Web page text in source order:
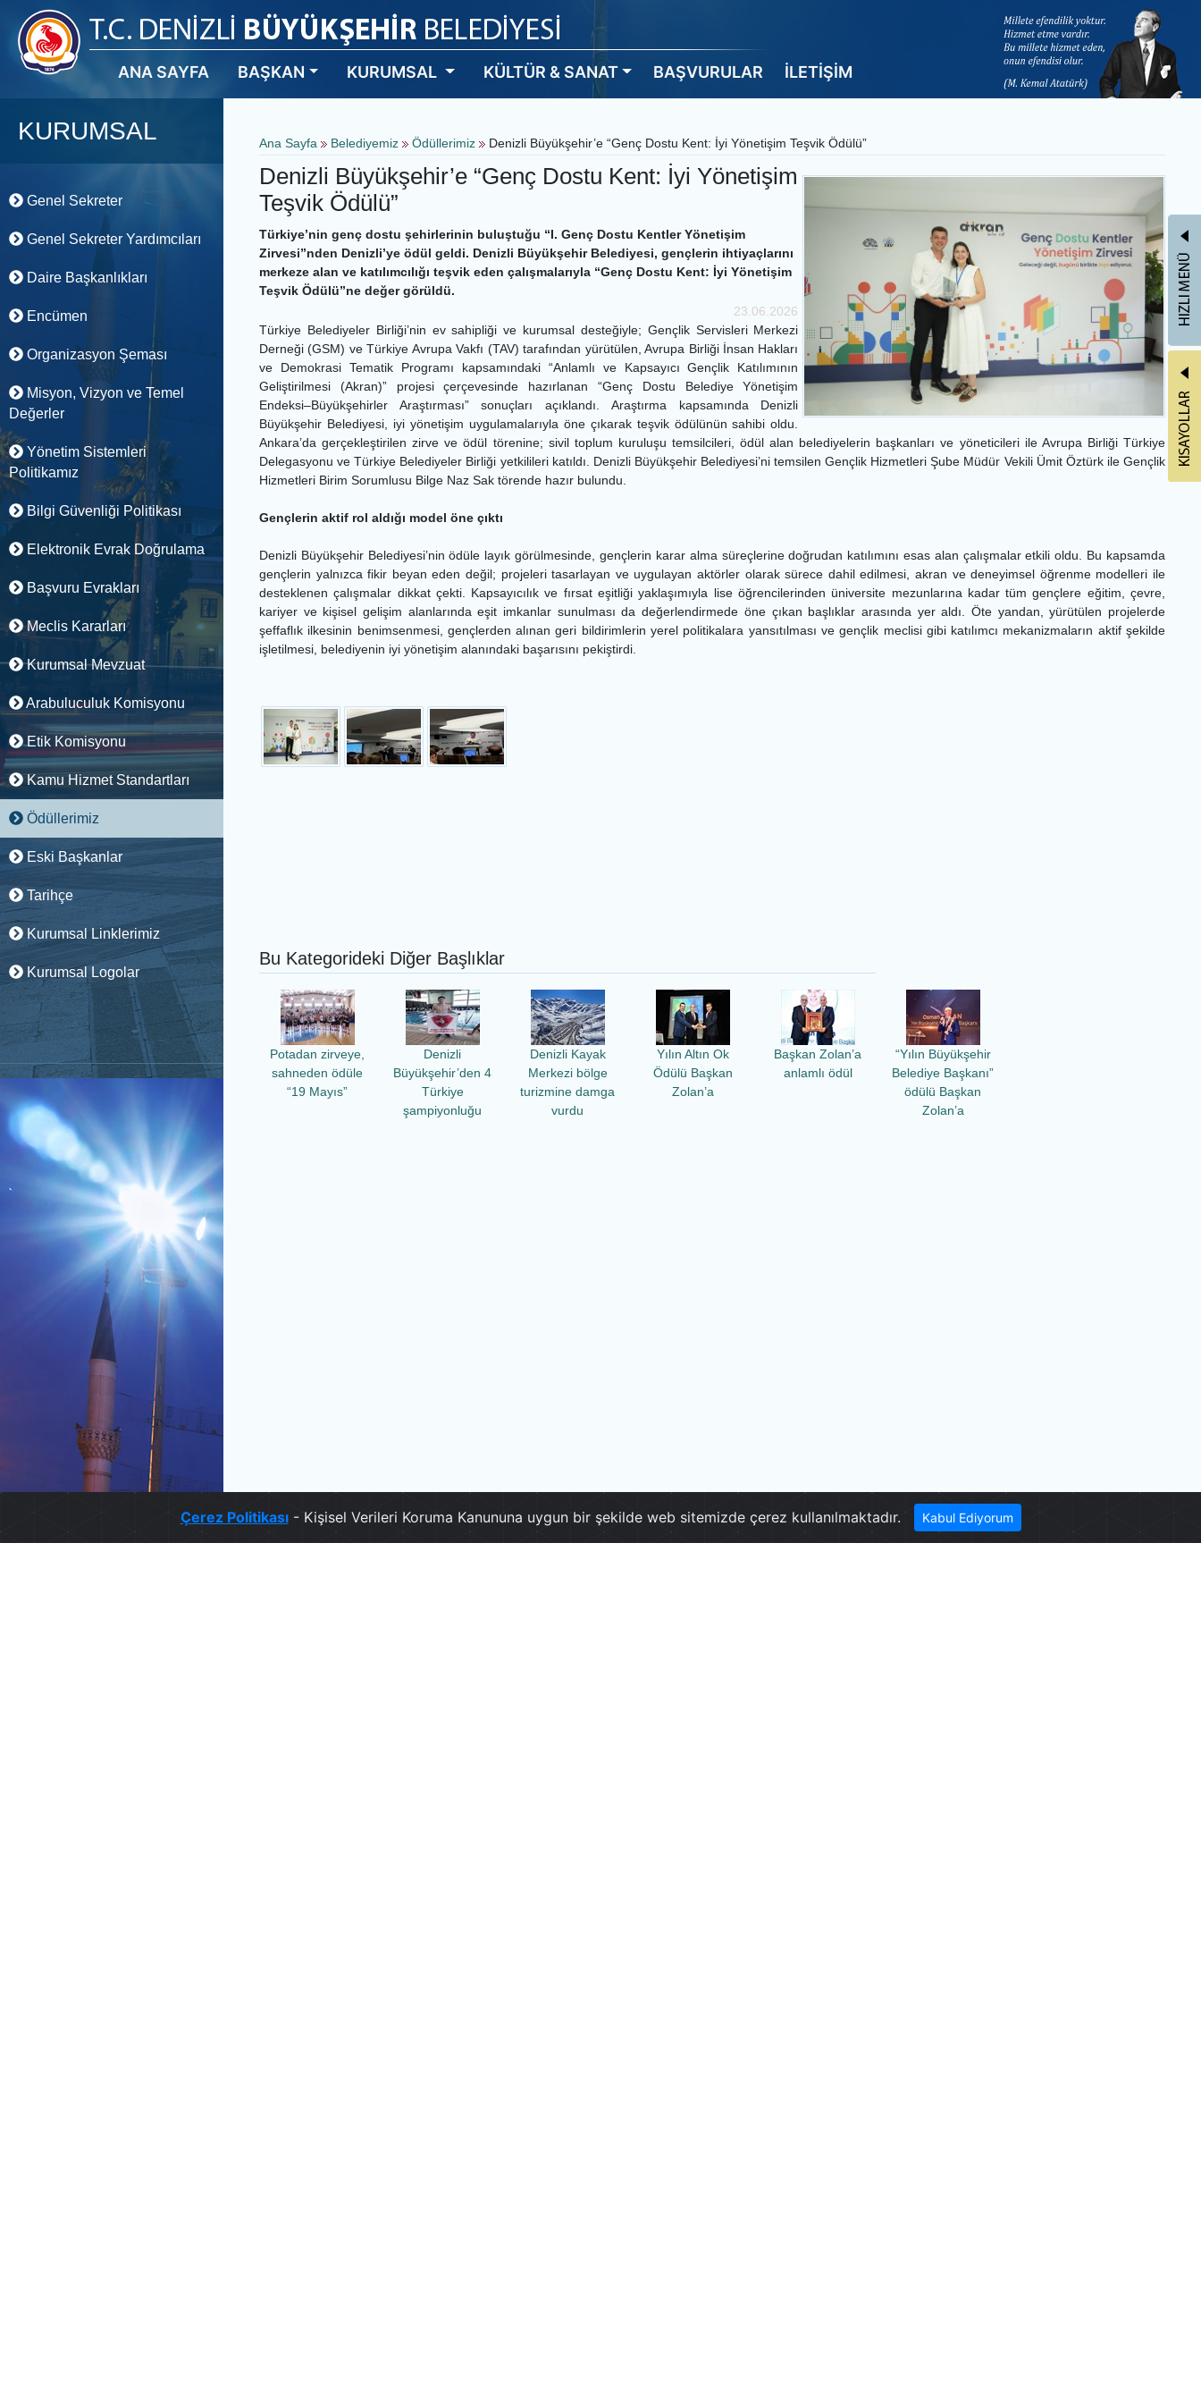
ANA SAYFA BAŞKAN KURUMSAL KÜLTÜR & SANAT BAŞVURULAR İLETİŞİM
KURUMSAL
Genel Sekreter
Genel Sekreter Yardımcıları
Daire Başkanlıkları
Encümen
Organizasyon Şeması
Misyon, Vizyon ve Temel
Değerler
Yönetim Sistemleri
Politikamız
Bilgi Güvenliği Politikası
Elektronik Evrak Doğrulama
Başvuru Evrakları
Meclis Kararları
Kurumsal Mevzuat
Arabuluculuk Komisyonu
Etik Komisyonu
Kamu Hizmet Standartları
Ödüllerimiz
Eski Başkanlar
Tarihçe
Kurumsal Linklerimiz
Kurumsal Logolar
Ana Sayfa Belediyemiz Ödüllerimiz Denizli Büyükşehir’e “Genç Dostu Kent: İyi Yönetişim Teşvik Ödülü”
Denizli Büyükşehir’e “Genç Dostu Kent: İyi Yönetişim
Teşvik Ödülü”
Türkiye’nin genç dostu şehirlerinin buluştuğu “I. Genç Dostu Kentler Yönetişim
Zirvesi”nden Denizli’ye ödül geldi. Denizli Büyükşehir Belediyesi, gençlerin ihtiyaçlarını
merkeze alan ve katılımcılığı teşvik eden çalışmalarıyla “Genç Dostu Kent: İyi Yönetişim
Teşvik Ödülü”ne değer görüldü.
23.06.2026
Türkiye Belediyeler Birliği’nin ev sahipliği ve kurumsal desteğiyle; Gençlik Servisleri Merkezi
Derneği (GSM) ve Türkiye Avrupa Vakfı (TAV) tarafından yürütülen, Avrupa Birliği İnsan Hakları
ve Demokrasi Tematik Programı kapsamındaki “Anlamlı ve Kapsayıcı Gençlik Katılımının
Geliştirilmesi (Akran)” projesi çerçevesinde hazırlanan “Genç Dostu Belediye Yönetişim
Endeksi–Büyükşehirler Araştırması” sonuçları açıklandı. Araştırma kapsamında Denizli
Büyükşehir Belediyesi, iyi yönetişim uygulamalarıyla öne çıkarak teşvik ödülünün sahibi oldu.
Ankara’da gerçekleştirilen zirve ve ödül törenine; sivil toplum kuruluşu temsilcileri, ödül alan belediyelerin başkanları ve yöneticileri ile Avrupa Birliği Türkiye
Delegasyonu ve Türkiye Belediyeler Birliği yetkilileri katıldı. Denizli Büyükşehir Belediyesi’ni temsilen Gençlik Hizmetleri Şube Müdür Vekili Ümit Öztürk ile Gençlik
Hizmetleri Birim Sorumlusu Bilge Naz Sak törende hazır bulundu.
Gençlerin aktif rol aldığı model öne çıktı
Denizli Büyükşehir Belediyesi’nin ödüle layık görülmesinde, gençlerin karar alma süreçlerine doğrudan katılımını esas alan çalışmalar etkili oldu. Bu kapsamda
gençlerin yalnızca fikir beyan eden değil; projeleri tasarlayan ve uygulayan aktörler olarak sürece dahil edilmesi, akran ve deneyimsel öğrenme modelleri ile
desteklenen çalışmalar dikkat çekti. Kapsayıcılık ve fırsat eşitliği yaklaşımıyla lise öğrencilerinden üniversite mezunlarına kadar tüm gençlere eğitim, çevre,
kariyer ve kişisel gelişim alanlarında eşit imkanlar sunulması da değerlendirmede öne çıkan başlıklar arasında yer aldı. Öte yandan, yürütülen projelerde
şeffaflık ilkesinin benimsenmesi, gençlerden alınan geri bildirimlerin yerel politikalara yansıtılması ve gençlik meclisi gibi katılımcı mekanizmaların aktif şekilde
işletilmesi, belediyenin iyi yönetişim alanındaki başarısını pekiştirdi.
Bu Kategorideki Diğer Başlıklar
Potadan zirveye,
sahneden ödüle
“19 Mayıs”
Denizli
Büyükşehir’den 4
Türkiye
şampiyonluğu
Denizli Kayak
Merkezi bölge
turizmine damga
vurdu
Yılın Altın Ok
Ödülü Başkan
Zolan’a
Başkan Zolan’a
anlamlı ödül
“Yılın Büyükşehir
Belediye Başkanı”
ödülü Başkan
Zolan’a
Çerez Politikası- Kişisel Verileri Koruma Kanununa uygun bir şekilde web sitemizde çerez kullanılmaktadır. Kabul Ediyorum